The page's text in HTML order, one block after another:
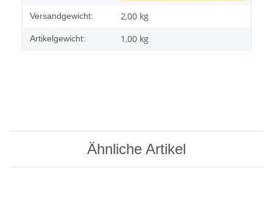
Versandgewicht: 2,00 kg
Artikelgewicht: 1,00 kg
Ähnliche Artikel